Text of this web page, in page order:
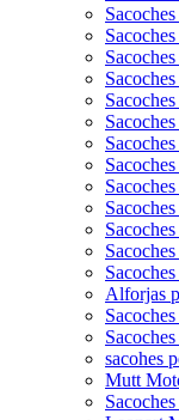
Alforjas
sacohes
Mutt